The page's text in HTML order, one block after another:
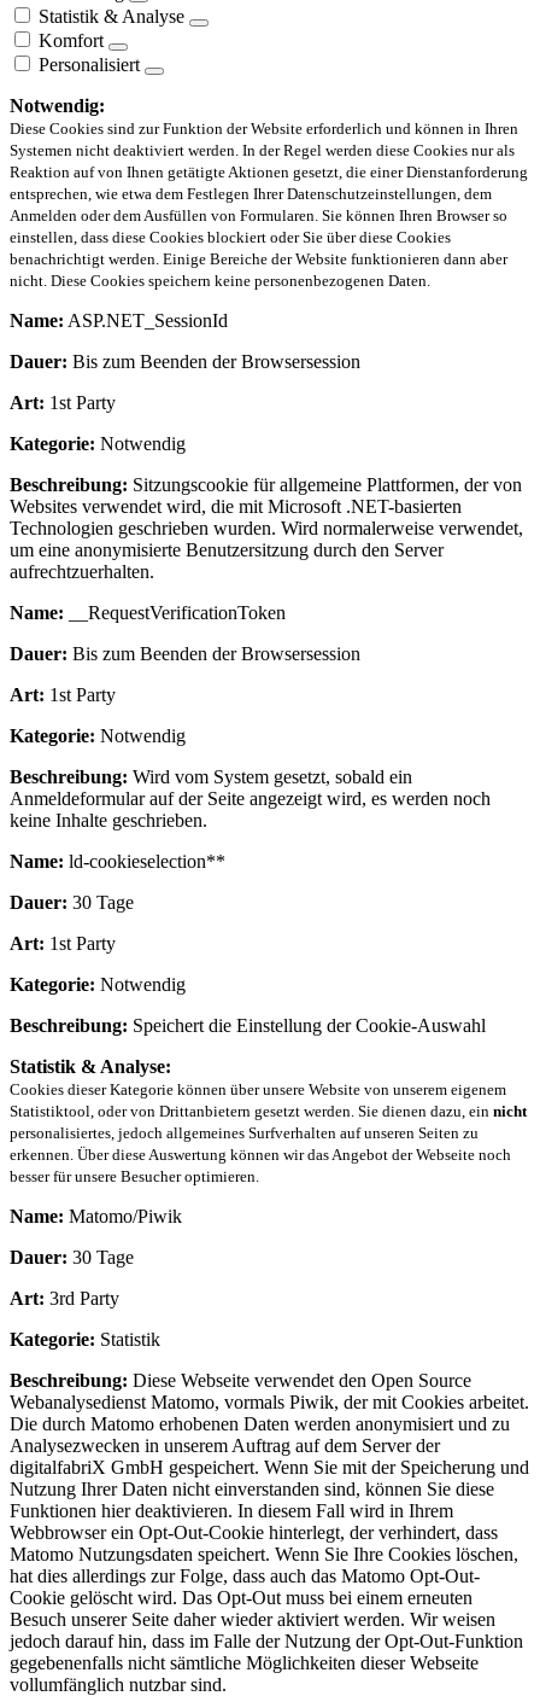
Statistik & Analyse
Komfort
Personalisiert
Notwendig:
Diese Cookies sind zur Funktion der Website erforderlich und können in Ihren
Systemen nicht deaktiviert werden. In der Regel werden diese Cookies nur als
Reaktion auf von Ihnen getätigte Aktionen gesetzt, die einer Dienstanforderung
entsprechen, wie etwa dem Festlegen Ihrer Datenschutzeinstellungen, dem
Anmelden oder dem Ausfüllen von Formularen. Sie können Ihren Browser so
einstellen, dass diese Cookies blockiert oder Sie über diese Cookies
benachrichtigt werden. Einige Bereiche der Website funktionieren dann aber
nicht. Diese Cookies speichern keine personenbezogenen Daten.
Name: ASP.NET_SessionId
Dauer: Bis zum Beenden der Browsersession
Art: 1st Party
Kategorie: Notwendig
Beschreibung: Sitzungscookie für allgemeine Plattformen, der von
Websites verwendet wird, die mit Microsoft .NET-basierten
Technologien geschrieben wurden. Wird normalerweise verwendet,
um eine anonymisierte Benutzersitzung durch den Server
aufrechtzuerhalten.
Name: __RequestVerificationToken
Dauer: Bis zum Beenden der Browsersession
Art: 1st Party
Kategorie: Notwendig
Beschreibung: Wird vom System gesetzt, sobald ein
Anmeldeformular auf der Seite angezeigt wird, es werden noch
keine Inhalte geschrieben.
Name: ld-cookieselection**
Dauer: 30 Tage
Art: 1st Party
Kategorie: Notwendig
Beschreibung: Speichert die Einstellung der Cookie-Auswahl
Statistik & Analyse:
Cookies dieser Kategorie können über unsere Website von unserem eigenem
Statistiktool, oder von Drittanbietern gesetzt werden. Sie dienen dazu, ein nicht
personalisiertes, jedoch allgemeines Surfverhalten auf unseren Seiten zu
erkennen. Über diese Auswertung können wir das Angebot der Webseite noch
besser für unsere Besucher optimieren.
Name: Matomo/Piwik
Dauer: 30 Tage
Art: 3rd Party
Kategorie: Statistik
Beschreibung: Diese Webseite verwendet den Open Source
Webanalysedienst Matomo, vormals Piwik, der mit Cookies arbeitet.
Die durch Matomo erhobenen Daten werden anonymisiert und zu
Analysezwecken in unserem Auftrag auf dem Server der
digitalfabriX GmbH gespeichert. Wenn Sie mit der Speicherung und
Nutzung Ihrer Daten nicht einverstanden sind, können Sie diese
Funktionen hier deaktivieren. In diesem Fall wird in Ihrem
Webbrowser ein Opt-Out-Cookie hinterlegt, der verhindert, dass
Matomo Nutzungsdaten speichert. Wenn Sie Ihre Cookies löschen,
hat dies allerdings zur Folge, dass auch das Matomo Opt-Out-
Cookie gelöscht wird. Das Opt-Out muss bei einem erneuten
Besuch unserer Seite daher wieder aktiviert werden. Wir weisen
jedoch darauf hin, dass im Falle der Nutzung der Opt-Out-Funktion
gegebenenfalls nicht sämtliche Möglichkeiten dieser Webseite
vollumfänglich nutzbar sind.